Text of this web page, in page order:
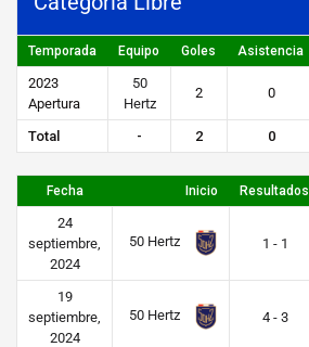
Temporada Equipo Goles Asistencia
2023
Apertura
50
Hertz
2 0
Total - 2 0
Fecha Inicio Resultados
24
septiembre,
2024
50 Hertz 1 - 1
19
septiembre,
2024
50 Hertz
4 - 3